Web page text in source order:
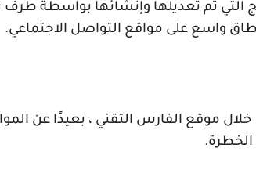
التي تم تعديلها وإنشائها بواسطة طرف
واسع على مواقع التواصل الاجتماعي.
خلال موقع الفارس التقني ، بعيدًا عن
الخطرة.